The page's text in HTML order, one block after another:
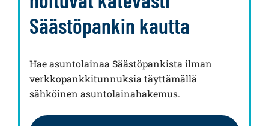
Säästöpankin kautta
Hae asuntolainaa Säästöpankista ilman
verkkopankkitunnuksia täyttämällä
sähköinen asuntolainahakemus.